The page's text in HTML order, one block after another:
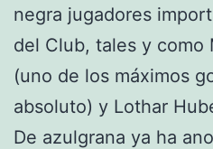
negra jugadores
del Club, tales y como
(uno de los máximos
absoluto) y Lothar
De azulgrana ya ha